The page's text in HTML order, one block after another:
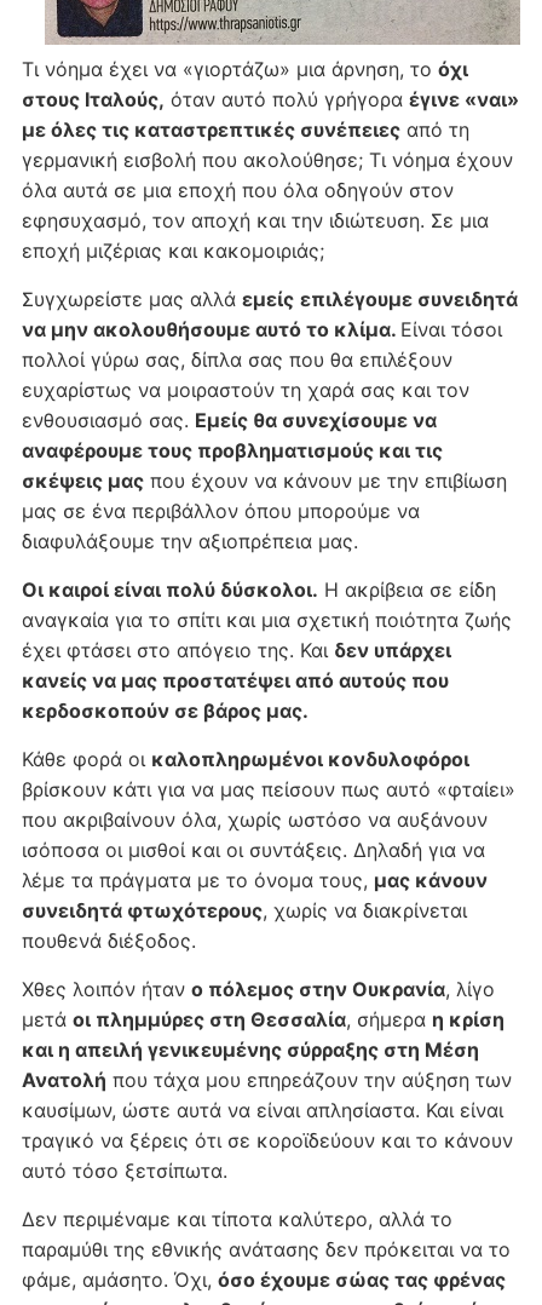
Τι νόημα έχει να «γιορτάζω» μια άρνηση, το όχι
στους Ιταλούς, όταν αυτό πολύ γρήγορα έγινε «ναι»
με όλες τις καταστρεπτικές συνέπειεςαπό τη
γερμανική εισβολή που ακολούθησε; Τι νόημα έχουν
όλα αυτά σε μια εποχή που όλα οδηγούν στον
εφησυχασμό, τον αποχή και την ιδιώτευση. Σε μια
εποχή μιζέριας και κακομοιριάς;
Συγχωρείστε μας αλλά εμείς επιλέγουμε συνειδητά
να μην ακολουθήσουμε αυτό το κλίμα. Είναι τόσοι
πολλοί γύρω σας, δίπλα σας που θα επιλέξουν
ευχαρίστως να μοιραστούν τη χαρά σας και τον
ενθουσιασμό σας. Εμείς θα συνεχίσουμε να
αναφέρουμε τους προβληματισμούς και τις
σκέψεις μαςπου έχουν να κάνουν με την επιβίωση
μας σε ένα περιβάλλον όπου μπορούμε να
διαφυλάξουμε την αξιοπρέπεια μας.
Οι καιροί είναι πολύ δύσκολοι. Η ακρίβεια σε είδη
αναγκαία για το σπίτι και μια σχετική ποιότητα ζωής
έχει φτάσει στο απόγειο της. Και δεν υπάρχει
κανείς να μας προστατέψει από αυτούς που
κερδοσκοπούν σε βάρος μας.
Κάθε φορά οι καλοπληρωμένοι κονδυλοφόροι
βρίσκουν κάτι για να μας πείσουν πως αυτό «φταίει»
που ακριβαίνουν όλα, χωρίς ωστόσο να αυξάνουν
ισόποσα οι μισθοί και οι συντάξεις. Δηλαδή για να
λέμε τα πράγματα με το όνομα τους, μας κάνουν
συνειδητά φτωχότερους, χωρίς να διακρίνεται
πουθενά διέξοδος.
Χθες λοιπόν ήταν ο πόλεμος στην Ουκρανία, λίγο
μετά οι πλημμύρες στη Θεσσαλία, σήμερα η κρίση
και η απειλή γενικευμένης σύρραξης στη Μέση
Ανατολή που τάχα μου επηρεάζουν την αύξηση των
καυσίμων, ώστε αυτά να είναι απλησίαστα. Και είναι
τραγικό να ξέρεις ότι σε κοροϊδεύουν και το κάνουν
αυτό τόσο ξετσίπωτα.
Δεν περιμέναμε και τίποτα καλύτερο, αλλά το
παραμύθι της εθνικής ανάτασης δεν πρόκειται να το
φάμε, αμάσητο. Όχι, όσο έχουμε σώας τας φρένας